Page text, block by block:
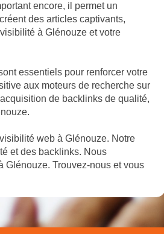
encore, il permet un
des articles captivants,
à Glénouze et votre
essentiels pour renforcer votre
aux moteurs de recherche sur
de backlinks de qualité,
web à Glénouze. Notre
et des backlinks. Nous
Glénouze. Trouvez-nous et vous